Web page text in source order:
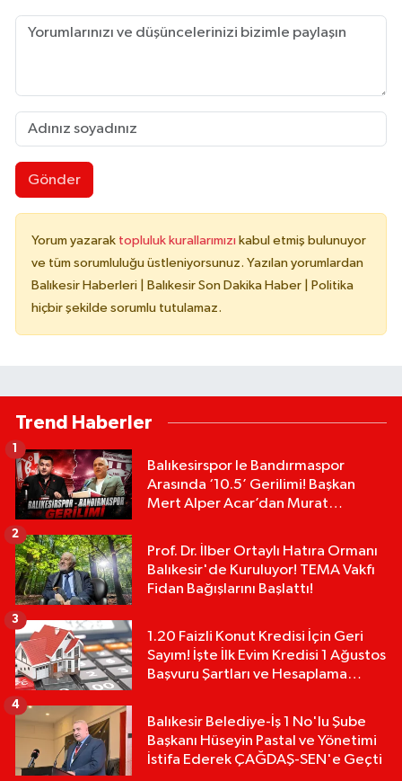
Gönder
Yorum yazarak topluluk kurallarımızı kabul etmiş bulunuyor
ve tüm sorumluluğu üstleniyorsunuz. Yazılan yorumlardan
Balıkesir Haberleri | Balıkesir Son Dakika Haber | Politika
hiçbir şekilde sorumlu tutulamaz.
Trend Haberler
Balıkesirspor le Bandırmaspor
Arasında ‘10.5’ Gerilimi! Başkan
Mert Alper Acar’dan Murat
Prof. Dr. İlber Ortaylı Hatıra Ormanı
Balıkesir'de Kuruluyor! TEMA Vakfı
Fidan Bağışlarını Başlattı!
2
1.20 Faizli Konut Kredisi İçin Geri
Sayım! İşte İlk Evim Kredisi 1 Ağustos
Başvuru Şartları ve Hesaplama
3
Balıkesir Belediye-İş 1 No'lu Şube
Başkanı Hüseyin Pastal ve Yönetimi
İstifa Ederek ÇAĞDAŞ-SEN'e Geçti
4